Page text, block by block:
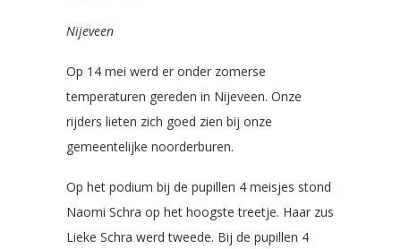
Nijeveen
Op 14 mei werd er onder zomerse
temperaturen gereden in Nijeveen. Onze
rijders lieten zich goed zien bij onze
gemeentelijke noorderburen.
Op het podium bij de pupillen 4 meisjes stond
Naomi Schra op het hoogste treetje. Haar zus
Lieke Schra werd tweede. Bij de pupillen 4